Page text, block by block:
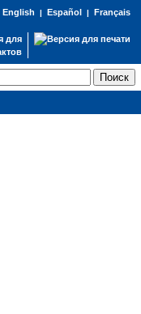
English | Español | Français